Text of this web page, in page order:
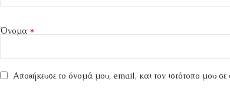
Όνομα *
Αποθήκευσε το όνομά μου, email, και τον ιστότοπο μου